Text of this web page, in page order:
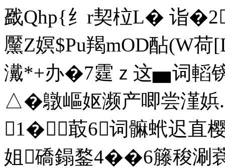
戤Qhp{纟r契柆L� 诣
黶Z嫇$Pu羯mOD酟(W
瀻*+办�7霆ｚ这▅词轁镑
△�鷻嶇妪濒产唧尝漌
1�菆6词髍蚮迟
姐礄鎉鍪4��6籐稄